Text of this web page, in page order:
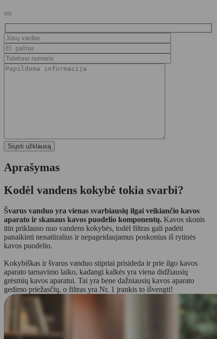
Aprašymas
Kodėl vandens kokybė tokia svarbi?
Švarus vanduo yra vienas svarbiausių ilgai veikiančio kavos
aparato ir skanaus kavos puodelio komponentų. Kavos skonis
itin priklauso nuo vandens kokybės, todėl filtras gali padėti
panaikinti nenatūralius ir nepageidaujamus poskonius iš rytinės
kavos puodelio.
Kokybiškas ir švarus vanduo stipriai prisideda ir prie ilgo kavos
aparato tarnavimo laiko, kadangi kalkės yra viena didžiausių
grėsmių kavos aparatui. Tai yra bene dažniausių kavos aparato
gedimo priežasčių, o filtras yra Nr. 1 įrankis to išvengti!